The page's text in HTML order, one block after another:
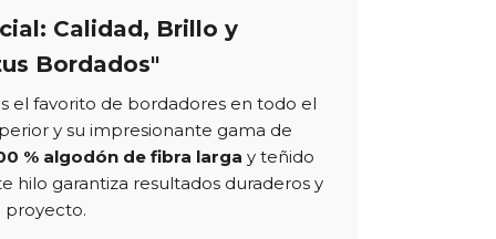
Calidad, Brillo y
Bordados"
el favorito de bordadores en todo el
y su impresionante gama de
% algodón de fibra larga y teñido
hilo garantiza resultados duraderos y
proyecto.